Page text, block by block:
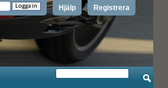
Registrera
Hjälp